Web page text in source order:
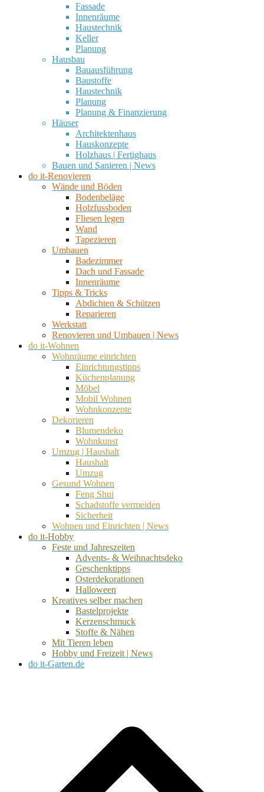
Fassade
Innenräume
Haustechnik
Keller
Planung
Hausbau
Bauausführung
Baustoffe
Haustechnik
Planung
Planung & Finanzierung
Häuser
Architektenhaus
Hauskonzepte
Holzhaus | Fertighaus
Bauen und Sanieren | News
do it-Renovieren
Wände und Böden
Bodenbeläge
Holzfussboden
Fliesen legen
Wand
Tapezieren
Umbauen
Badezimmer
Dach und Fassade
Innenräume
Tipps & Tricks
Abdichten & Schützen
Reparieren
Werkstatt
Renovieren und Umbauen | News
do it-Wohnen
Wohnräume einrichten
Einrichtungstipps
Küchenplanung
Möbel
Mobil Wohnen
Wohnkonzepte
Dekorieren
Blumendeko
Wohnkunst
Umzug | Haushalt
Haushalt
Umzug
Gesund Wohnen
Feng Shui
Schadstoffe vermeiden
Sicherheit
Wohnen und Einrichten | News
do it-Hobby
Feste und Jahreszeiten
Advents- & Weihnachtsdeko
Geschenktipps
Osterdekorationen
Halloween
Kreatives selber machen
Bastelprojekte
Kerzenschmuck
Stoffe & Nähen
Mit Tieren leben
Hobby und Freizeit | News
do it-Garten.de